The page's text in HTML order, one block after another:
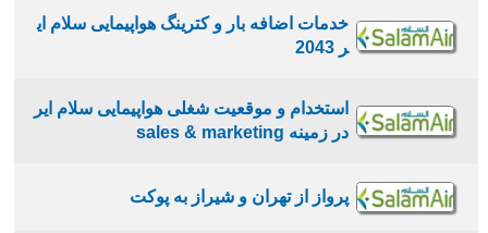
خدمات اضافه بار و کترینگ هواپیمایی سلام ای
ر 2043
استخدام و موقعیت شغلی هواپیمایی سلام ایر
در زمینه sales & marketing
پرواز از تهران و شیراز به پوکت